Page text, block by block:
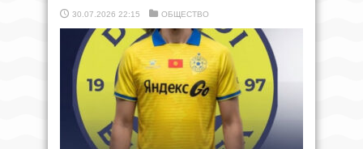
30.07.2026 22:15 ОБЩЕСТВО